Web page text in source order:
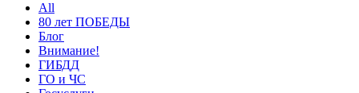
All
80 лет ПОБЕДЫ
Блог
Внимание!
ГИБДД
ГО и ЧС